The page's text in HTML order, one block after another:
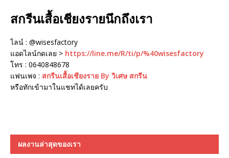
สกรีนเสื้อเชียงรายนึกถึงเรา
ไลน์ : @wisesfactory
แอดไลน์กดเลย > https://line.me/R/ti/p/%40wisesfactory
โทร : 0640848678
แฟนเพจ : สกรีนเสื้อเชียงราย By วิเศษ สกรีน
หรือทักเข้ามาในแชทได้เลยครับ
ผลงานล่าสุดของเรา